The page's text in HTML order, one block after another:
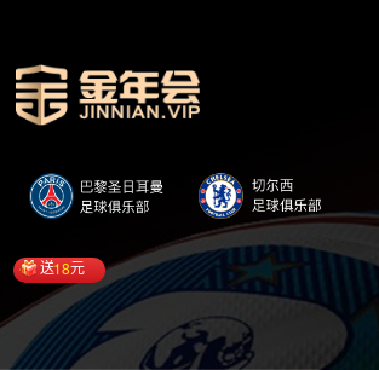
送18元